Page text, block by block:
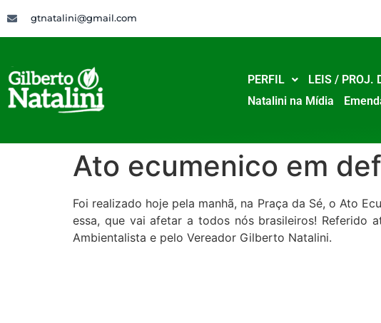
gtnatalini@gmail.com
PERFIL LEIS / PROJ.
Natalini na Mídia
Ato ecumenico em
Foi realizado hoje pela manhã, na Praça da Sé, o Ato
essa, que vai afetar a todos nós brasileiros! Referido
Ambientalista e pelo Vereador Gilberto Natalini.